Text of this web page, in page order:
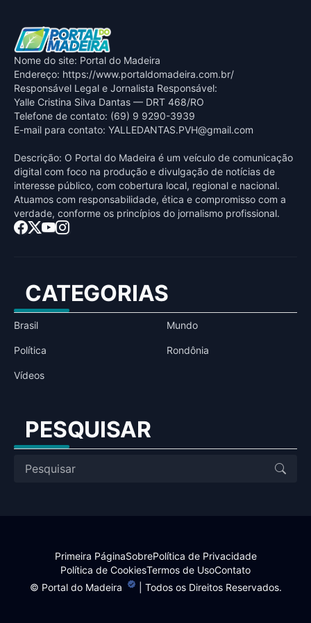
Nome do site: Portal do Madeira
Endereço: https://www.portaldomadeira.com.br/
Responsável Legal e Jornalista Responsável:
Yalle Cristina Silva Dantas — DRT 468/RO
Telefone de contato: (69) 9 9290-3939
E-mail para contato: YALLEDANTAS.PVH@gmail.com
Descrição: O Portal do Madeira é um veículo de comunicação
digital com foco na produção e divulgação de notícias de
interesse público, com cobertura local, regional e nacional.
Atuamos com responsabilidade, ética e compromisso com a
verdade, conforme os princípios do jornalismo profissional.
CATEGORIAS
Brasil Mundo
Política Rondônia
Vídeos
PESQUISAR
© Portal do Madeira | Todos os Direitos Reservados.
Primeira PáginaSobrePolítica de Privacidade
Política de CookiesTermos de UsoContato